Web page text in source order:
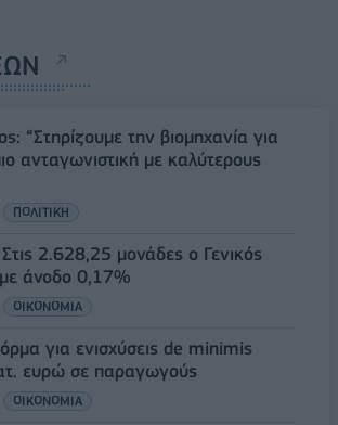
“Στηρίζουμε την βιομηχανία για
ανταγωνιστική με καλύτερους
ΠΟΛΙΤΙΚΗ
Στις 2.628,25 μονάδες ο Γενικός
άνοδο 0,17%
ΟΙΚΟΝΟΜΙΑ
για ενισχύσεις de minimis
ευρώ σε παραγωγούς
ΟΙΚΟΝΟΜΙΑ